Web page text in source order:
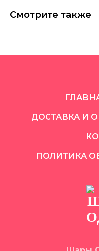
Смотрите также
ДОСТАВКА И
ПОЛИТИКА